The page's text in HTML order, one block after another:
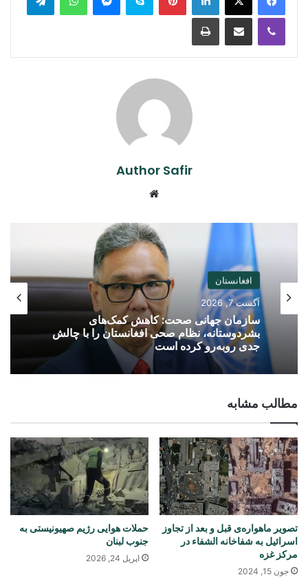
Viber
Share via Email
Print
Author Safir
افغانستان
آگست 7, 2026
سازمان جهانی صحت: کاهش کمک‌های
بشردوستانه، نظام صحی افغانستان را با چالش
جدی روبه‌رو کرده است
مطالب مشابه
تصویر ماهواره‌ی قبل و بعد از تجاوز
اسرائیل به شفاخانه الشفاء در
مرکز غزه
جون 15, 2024
حملات هوایی رژیم صهیونیستی به
جنوب لبنان
اپریل 24, 2026